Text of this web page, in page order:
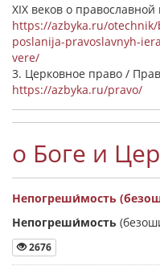
XIX веков о православной
https://azbyka.ru/
poslanija-pravoslavnyh-
vere/
3. Церковное право /
https://azbyka.ru/pravo/
о Боге и
Непогреши́мость
Непогреши́мость
2676